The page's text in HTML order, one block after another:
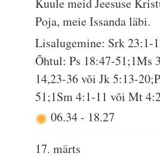
Kuule meid Jeesuse
Poja, meie Issanda läbi.
Lisalugemine: Srk 23:1-
Õhtul: Ps 18:47-51;1Ms
14,23-36 või Jk 5:13-
51;1Sm 4:1-11 või Mt
06.34- 18.27
17. märts